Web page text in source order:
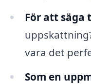
För att säga
vara det
Som en